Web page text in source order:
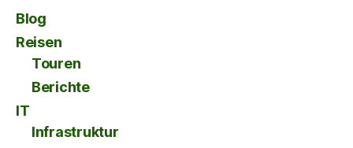
Blog
Reisen
Touren
Berichte
IT
Infrastruktur